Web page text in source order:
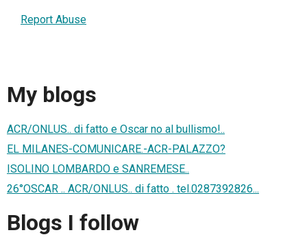
Report Abuse
My blogs
ACR/ONLUS.. di fatto e Oscar no al bullismo!..
EL MILANES-COMUNICARE.-ACR-PALAZZO?
ISOLINO LOMBARDO e SANREMESE..
26°OSCAR .. ACR/ONLUS.. di fatto . tel.0287392826...
Blogs I follow